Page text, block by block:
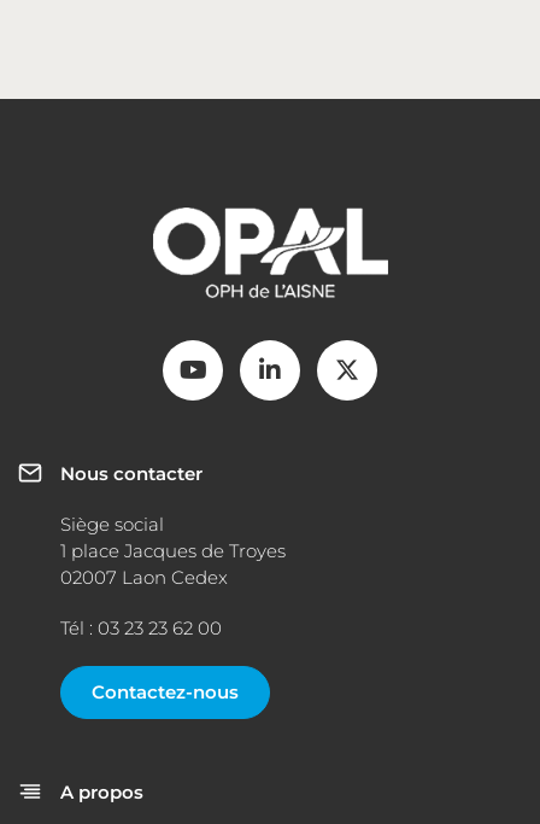
Nous contacter
Siège social
1 place Jacques de Troyes
02007 Laon Cedex
Tél : 03 23 23 62 00
Contactez-nous
A propos